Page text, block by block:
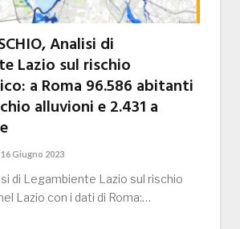
Analisi di
Lazio sul rischio
a Roma 96.586 abitanti
alluvioni e 2.431 a
16 Giugno 2023
di Legambiente Lazio sul rischio
Lazio con i dati di Roma:…